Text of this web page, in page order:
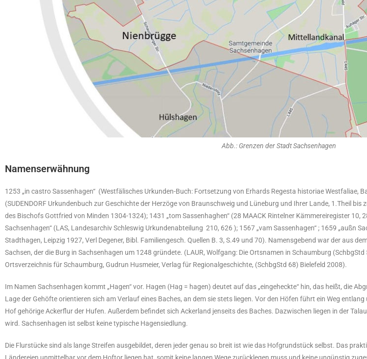
Abb.: Grenzen der Stadt Sachsenhagen
Namenserwähnung
1253 „in castro Sassenhagen“ (Westfälisches Urkunden-Buch: Fortsetzung von Erhards Regesta historiae Westfaliae,
(SUDENDORF Urkundenbuch zur Geschichte der Herzöge von Braunschweig und Lüneburg und Ihrer Lande, 1.Theil
des Bischofs Gottfried von Minden 1304-1324); 1431 „tom Sassenhaghen“ (28 MAACK Rintelner Kämmereiregister 10,
Sachsenhagen“ (LAS, Landesarchiv Schleswig Urkundenabteilung 210, 626 ); 1567 „vam Sassenhagen“ ; 1659 „außn
Stadthagen, Leipzig 1927, Verl Degener, Bibl. Familiengesch. Quellen B. 3, S.49 und 70). Namensgebend war der aus
Sachsen, der die Burg in Sachsenhagen um 1248 gründete. (LAUR, Wolfgang: Die Ortsnamen in Schaumburg
Ortsverzeichnis für Schaumburg, Gudrun Husmeier, Verlag für Regionalgeschichte, (SchbgStd 68) Bielefeld 2008).
Im Namen Sachsenhagen kommt „Hagen“ vor. Hagen (Hag = hagen) deutet auf das „eingeheckte“ hin, das heißt, die
Lage der Gehöfte orientieren sich am Verlauf eines Baches, an dem sie stets liegen. Vor den Höfen führt ein Weg
Hof gehörige Ackerflur der Hufen. Außerdem befindet sich Ackerland jenseits des Baches. Dazwischen liegen in der
wird. Sachsenhagen ist selbst keine typische Hagensiedlung.
Die Flurstücke sind als lange Streifen ausgebildet, deren jeder genau so breit ist wie das Hofgrundstück selbst. Das